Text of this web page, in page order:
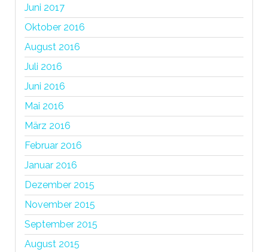
Juni 2017
Oktober 2016
August 2016
Juli 2016
Juni 2016
Mai 2016
März 2016
Februar 2016
Januar 2016
Dezember 2015
November 2015
September 2015
August 2015